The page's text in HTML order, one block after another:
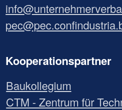
Kooperationspartner
Baukollegium
CTM - Zentrum für